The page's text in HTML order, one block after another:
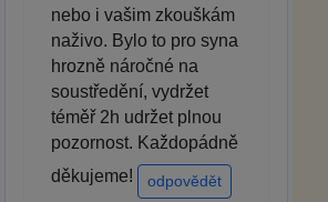
nebo i vašim zkouškám
naživo. Bylo to pro syna
hrozně náročné na
soustředění, vydržet
téměř 2h udržet plnou
pozornost. Každopádně
děkujeme!
odpovědět